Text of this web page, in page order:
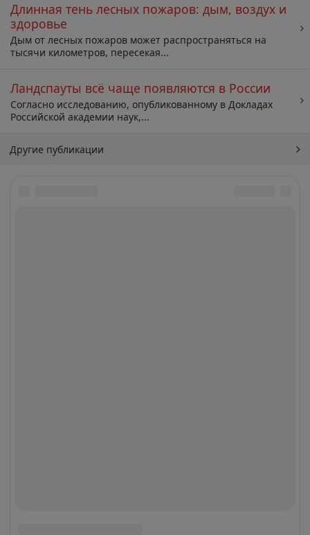
Длинная тень лесных пожаров: дым, воздух и
здоровье
Дым от лесных пожаров может распространяться на
тысячи километров, пересекая...
Ландспауты всё чаще появляются в России
Согласно исследованию, опубликованному в Докладах
Российской академии наук,...
Другие публикации